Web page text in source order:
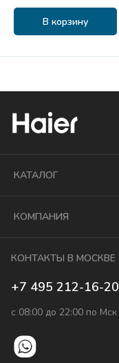
В корзину
КАТАЛОГ
КОМПАНИЯ
КОНТАКТЫ В МОСКВЕ
+7 495 212-16-20
с 08:00 до 22:00 по Мск